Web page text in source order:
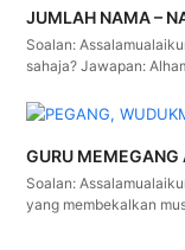
JUMLAH NAMA –
Soalan:
sahaja? Jawapan:
GURU MEMEGANG
Soalan:
yang membekalkan